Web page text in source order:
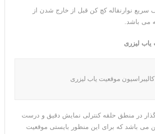
سریع نوارنقاله کچ کن قبل از خارج شدن از
می باشد.
یاب لیزری
کالیبراسیون موقعیت یاب لیزری
در منطق حلقه کنترلی نمایش دقیق و درست
می باشد که برای این منظور بایستی موقعیت